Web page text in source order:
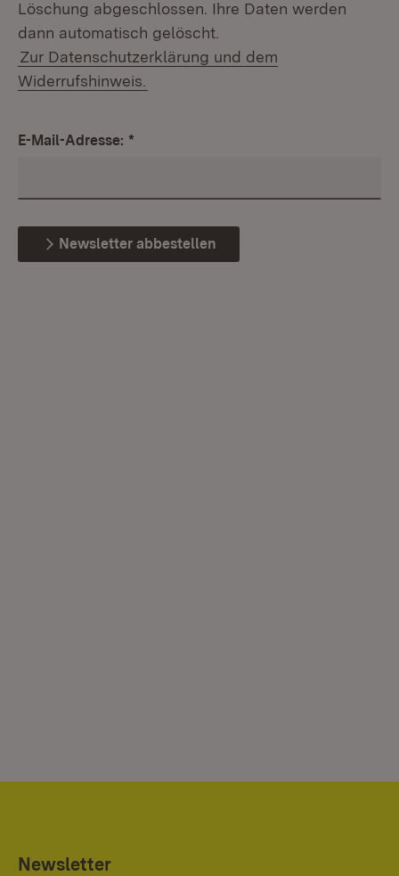
Löschung abgeschlossen. Ihre Daten werden
dann automatisch gelöscht.
Zur Datenschutzerklärung und dem
Widerrufshinweis.
E-Mail-Adresse: *
Newsletter abbestellen
Newsletter